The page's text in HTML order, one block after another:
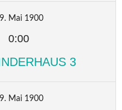
Mai 1900
0:00
3
Mai 1900